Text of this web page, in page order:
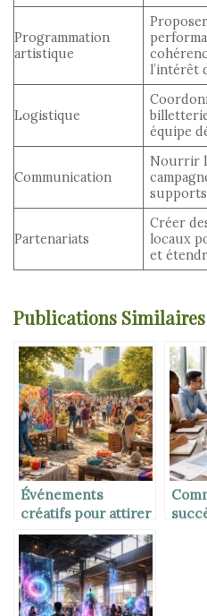
Programmation
artistique
l’intérêt
Logistique
équipe
Communication
Nourrir
Partenariats
Créer
locaux
et
Publications
Événements
créatifs pour attirer
de nouveaux
visiteurs